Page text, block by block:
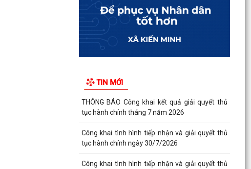
TIN MỚI
THÔNG BÁO Công khai kết quả giải quyết thủ
tục hành chính tháng 7 năm 2026
Công khai tình hình tiếp nhận và giải quyết thủ
tục hành chính ngày 30/7/2026
Công khai tình hình tiếp nhận và giải quyết thủ